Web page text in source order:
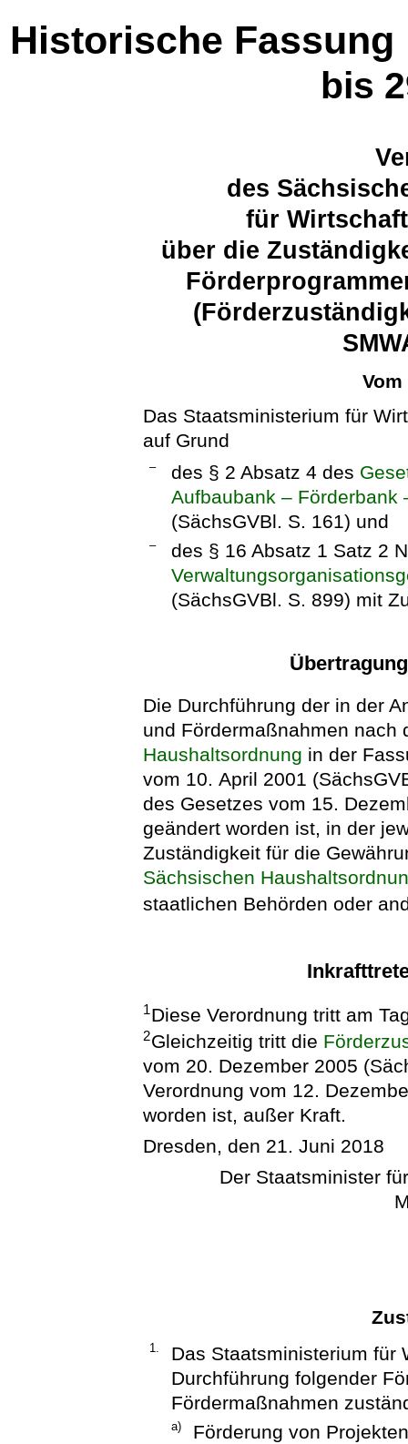
Historische Fassung
bis
des
für
über die
Das Staatsministerium für
auf Grund
– des § 2 Absatz 4 des
Aufbaubank – Förderbank
(SächsGVBl. S. 161) und
–
des § 16 Absatz 1 Satz 2
(SächsGVBl. S. 899) mit
Die Durchführung der in der
und Fördermaßnahmen
Haushaltsordnung in der
vom 10. April 2001
des Gesetzes vom 15.
geändert worden ist, in der
Zuständigkeit für die
Sächsischen
staatlichen Behörden oder
1Diese Verordnung tritt am
2Gleichzeitig tritt die
vom 20. Dezember 2005
Verordnung vom 12.
worden ist, außer Kraft.
Dresden, den 21. Juni 2018
Der Staatsminister
1.
Das Staatsministerium für
Durchführung folgender
Fördermaßnahmen
a)
Förderung von